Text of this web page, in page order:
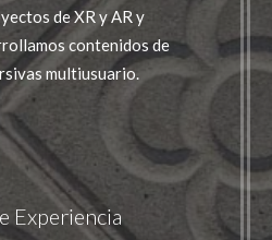
de XR y AR y
contenidos de
multiusuario.
Experiencia